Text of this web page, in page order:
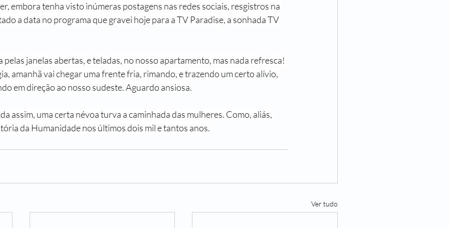
embora tenha visto inúmeras postagens nas redes sociais, resgistros na
a data no programa que gravei hoje para a TV Paradise, a sonhada TV
janelas abertas, e teladas, no nosso apartamento, mas nada refresca!
amanhã vai chegar uma frente fria, rimando, e trazendo um certo alívio,
em direção ao nosso sudeste. Aguardo ansiosa.
assim, uma certa névoa turva a caminhada das mulheres. Como, aliás,
da Humanidade nos últimos dois mil e tantos anos.
Ver tudo